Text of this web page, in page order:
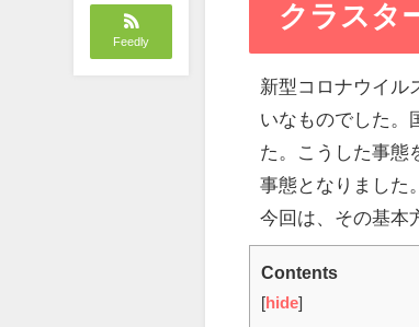
Feedly
クラスタ
新型コロナウイル
いなものでした。
た。こうした事態
事態となりました。
今回は、その基本
Contents
[ hide]